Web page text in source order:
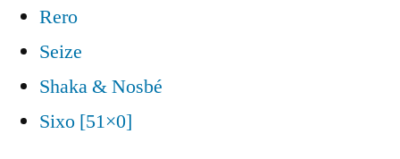
Rero
Seize
Shaka & Nosbé
Sixo [51×0]